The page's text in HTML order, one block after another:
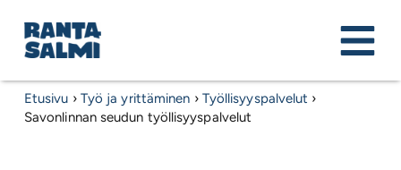
Etusivu › Työ ja yrittäminen › Työllisyyspalvelut ›
Savonlinnan seudun työllisyyspalvelut